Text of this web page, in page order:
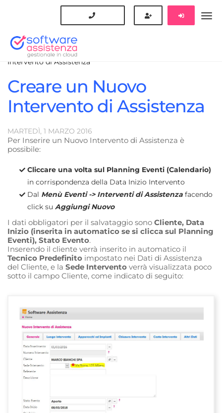
Blog Guida Software Assistenza
Intervento di Assistenza
Creare un Nuovo
Intervento di Assistenza
MARTEDÌ, 1 MARZO 2016
Per Inserire un Nuovo Intervento di Assistenza è
possibile:
Cliccare una volta sul Planning Eventi (Calendario)
in corrispondenza della Data Inizio Intervento
Dal Menù Eventi -> Interventi di Assistenza facendo
click su Aggiungi Nuovo
I dati obbligatori per il salvataggio sono Cliente, Data
Inizio (inserita in automatico se si clicca sul Planning
Eventi), Stato Evento.
Inserendo il cliente verrà inserito in automatico il
Tecnico Predefinito impostato nei Dati di Assistenza
del Cliente, e la Sede Intervento verrà visualizzata poco
sotto il campo Cliente, come indicato di seguito: